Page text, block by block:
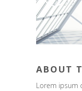
ABOUT
Lorem ipsum